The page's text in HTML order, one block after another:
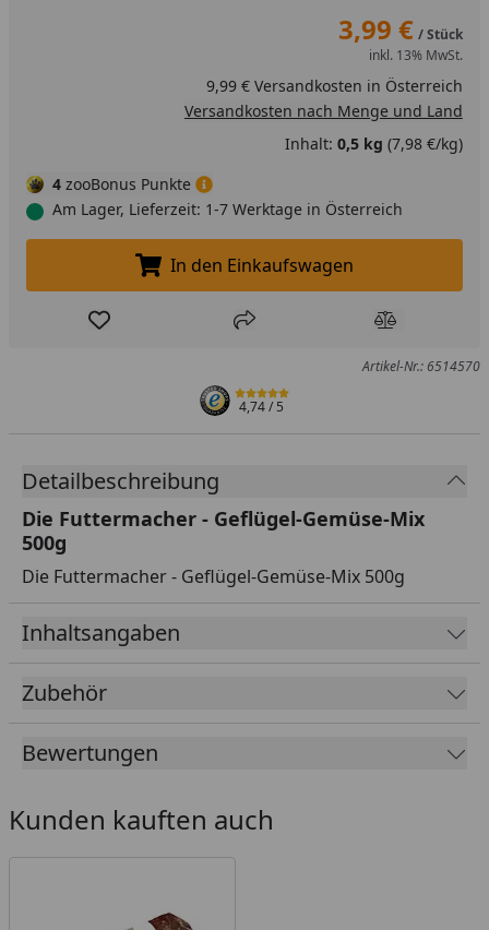
3,99 € / Stück
inkl. 13% MwSt.
9,99 € Versandkosten in Österreich
Versandkosten nach Menge und Land
Inhalt: 0,5 kg (7,98 €/kg)
4 zooBonus Punkte
Am Lager, Lieferzeit: 1-7 Werktage in Österreich
In den Einkaufswagen legen
In den Einkaufswagen
Produkt zur Wunschliste hinzufügen
Teilen Produkt
Artikel-Nr.: 6514570
4,74/ 5
Detailbeschreibung
Die Futtermacher - Geflügel-Gemüse-Mix
500g
Die Futtermacher - Geflügel-Gemüse-Mix 500g
Inhaltsangaben
Zubehör
Bewertungen
Kunden kauften auch